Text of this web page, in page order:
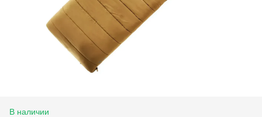
В наличии